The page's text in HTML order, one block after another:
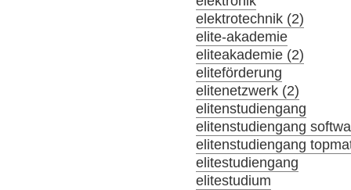
elektrotechnik (2)
elite-akademie
eliteakademie (2)
eliteförderung
elitenetzwerk (2)
elitenstudiengang
elitenstudiengang
elitenstudiengang
elitestudiengang
elitestudium